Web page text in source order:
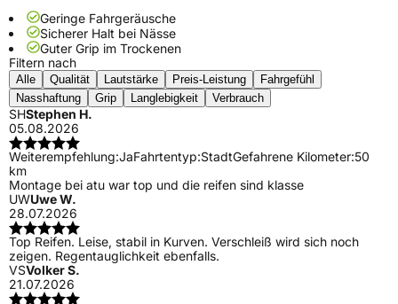
Geringe Fahrgeräusche
Sicherer Halt bei Nässe
Guter Grip im Trockenen
Filtern nach
Alle Qualität Lautstärke Preis-Leistung
Fahrgefühl
Nasshaftung
Grip Langlebigkeit Verbrauch
SHStephen H.
05.08.2026
Weiterempfehlung:JaFahrtentyp:StadtGefahrene Kilometer:50
km
Montage bei atu war top und die reifen sind klasse
UWUwe W.
28.07.2026
Top Reifen. Leise, stabil in Kurven. Verschleiß wird sich noch
zeigen. Regentauglichkeit ebenfalls.
VSVolker S.
21.07.2026